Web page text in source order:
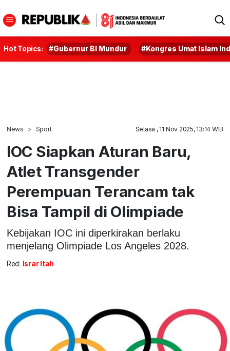
Hot Topics: #Gubernur BI Mundur #Kongres Umat Islam
News Sport Selasa , 11 Nov 2025, 13:14 WIB
IOC Siapkan Aturan Baru,
Atlet Transgender
Perempuan Terancam tak
Bisa Tampil di Olimpiade
Kebijakan IOC ini diperkirakan berlaku
menjelang Olimpiade Los Angeles 2028.
Red: Israr Itah